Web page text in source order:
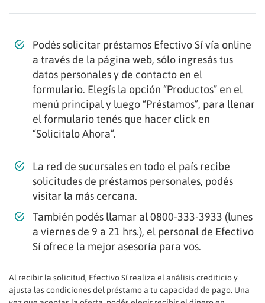
Podés solicitar préstamos Efectivo Sí vía online
a través de la página web, sólo ingresás tus
datos personales y de contacto en el
formulario. Elegís la opción “Productos” en el
menú principal y luego “Préstamos”, para llenar
el formulario tenés que hacer click en
“Solicitalo Ahora”.
La red de sucursales en todo el país recibe
solicitudes de préstamos personales, podés
visitar la más cercana.
También podés llamar al 0800-333-3933 (lunes
a viernes de 9 a 21 hrs.), el personal de Efectivo
Sí ofrece la mejor asesoría para vos.
Al recibir la solicitud, Efectivo Sí realiza el análisis crediticio y
ajusta las condiciones del préstamo a tu capacidad de pago. Una